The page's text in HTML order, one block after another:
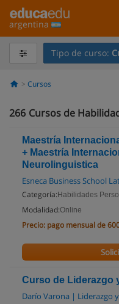
argentina
Tipo de curso:
Cursos
266 Cursos de
Maestría
+ Maestría
Neurolinguistica
Esneca Business School
Categoría: Habilidades
Modalidad:Online
Precio: pago mensual de
Curso de Liderazgo
Darío Varona | Liderazgo